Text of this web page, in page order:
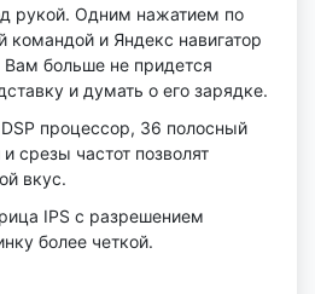
рукой. Одним нажатием по
командой и Яндекс навигатор
Вам больше не придется
и думать о его зарядке.
процессор, 36 полосный
срезы частот позволят
вкус.
IPS с разрешением
более четкой.